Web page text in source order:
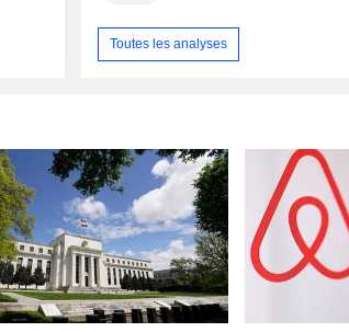
Toutes les analyses